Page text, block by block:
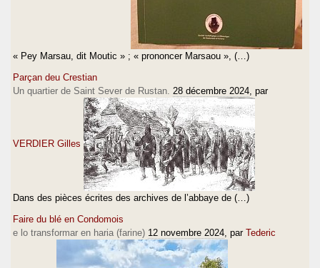
« Pey Marsau, dit Moutic » ; « prononcer Marsaou », (…)
Parçan deu Crestian
Un quartier de Saint Sever de Rustan. 28 décembre 2024 , par
VERDIER Gilles
Dans des pièces écrites des archives de l’abbaye de (…)
Faire du blé en Condomois
e lo transformar en haria (farine) 12 novembre 2024 , par Tederic